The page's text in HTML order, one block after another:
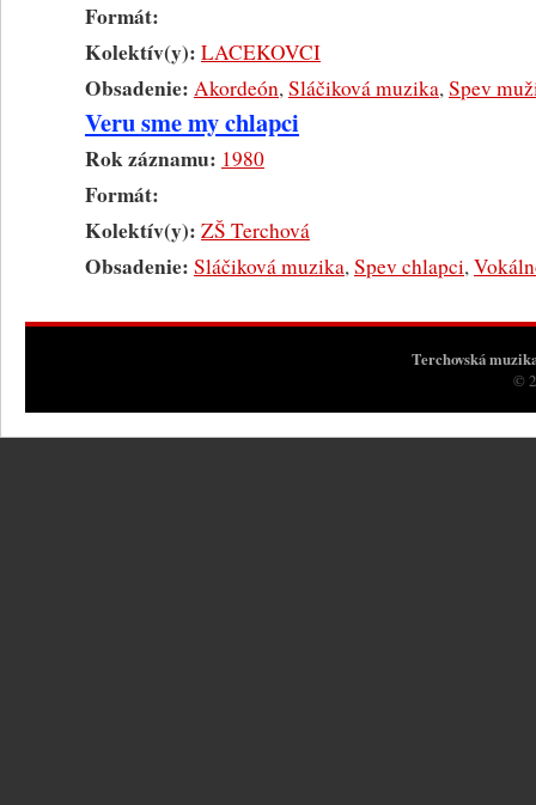
Formát:
Kolektív(y): LACEKOVCI
Obsadenie: Akordeón,Sláčiková muzika,Spev
Veru sme my chlapci
Rok záznamu: 1980
Formát:
Kolektív(y): ZŠ Terchová
Obsadenie: Sláčiková muzika,Spev chlapci,
Terchovská
©